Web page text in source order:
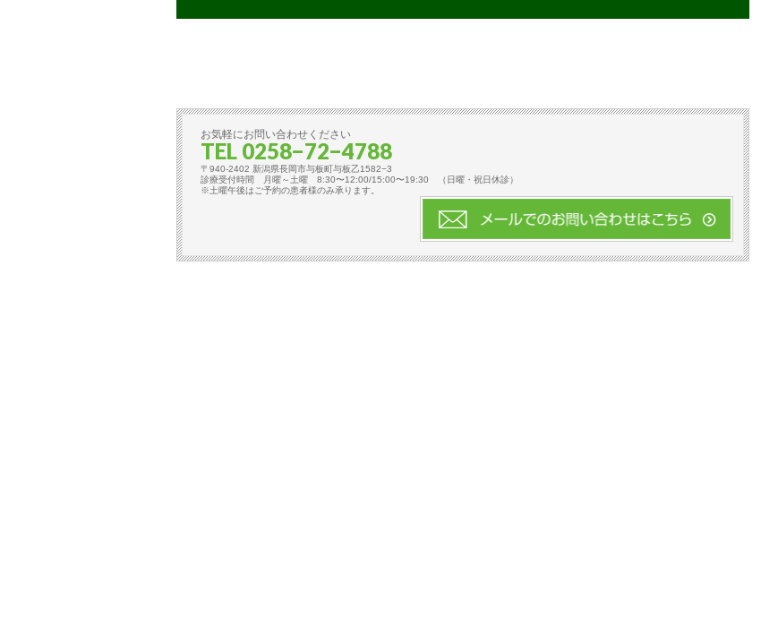
お気軽にお問い合わせください
TEL 0258−72−4788
〒940-2402 新潟県長岡市与板町与板乙1582−3
診療受付時間 月曜～土曜 8:30〜12:00/15:00〜19:30 （日曜・祝日休診）
※土曜午後はご予約の患者様のみ承ります。